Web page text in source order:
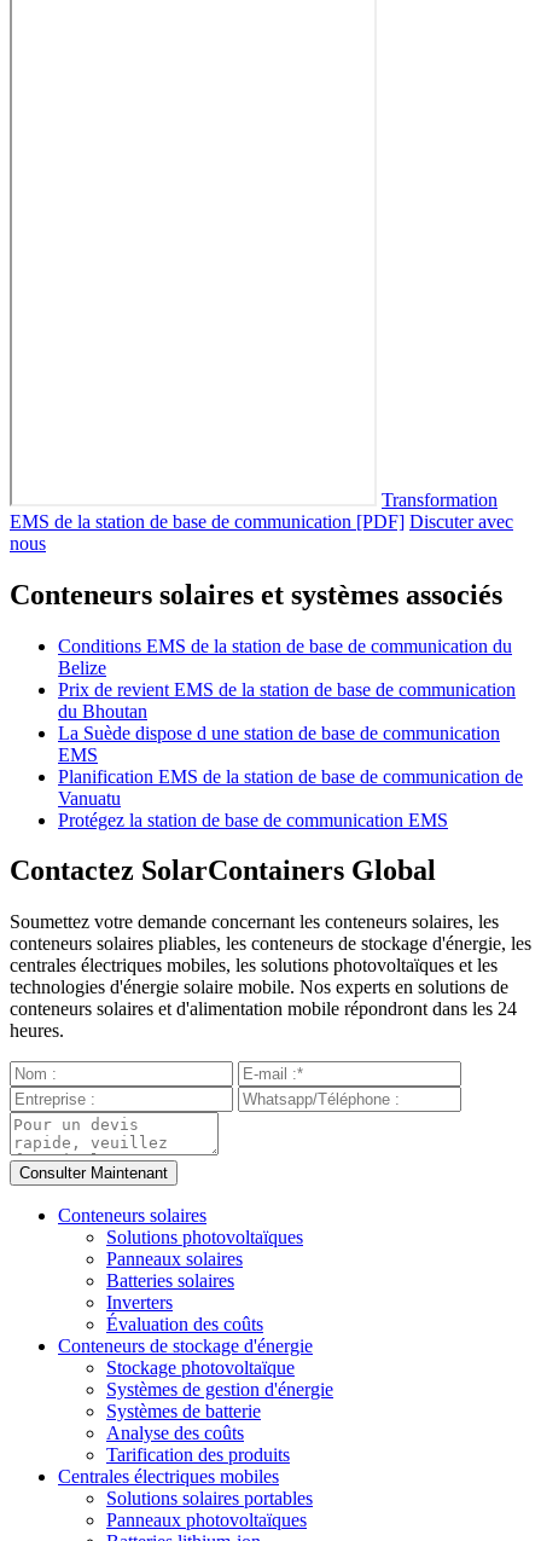
Transformation
EMS de la station de base de communication [PDF] Discuter avec
nous
Conteneurs solaires et systèmes associés
Conditions EMS de la station de base de communication du
Belize
Prix de revient EMS de la station de base de communication
du Bhoutan
La Suède dispose d une station de base de communication
EMS
Planification EMS de la station de base de communication de
Vanuatu
Protégez la station de base de communication EMS
Contactez SolarContainers Global
Soumettez votre demande concernant les conteneurs solaires, les
conteneurs solaires pliables, les conteneurs de stockage d'énergie, les
centrales électriques mobiles, les solutions photovoltaïques et les
technologies d'énergie solaire mobile. Nos experts en solutions de
conteneurs solaires et d'alimentation mobile répondront dans les 24
heures.
Conteneurs solaires
Solutions photovoltaïques
Panneaux solaires
Batteries solaires
Inverters
Évaluation des coûts
Conteneurs de stockage d'énergie
Stockage photovoltaïque
Systèmes de gestion d'énergie
Systèmes de batterie
Analyse des coûts
Tarification des produits
Centrales électriques mobiles
Solutions solaires portables
Panneaux photovoltaïques